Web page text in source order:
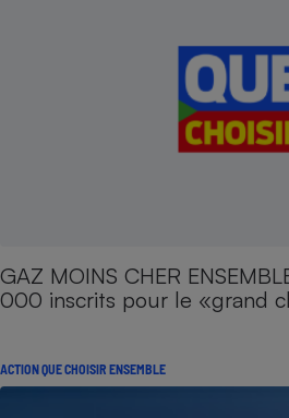
GAZ MOINS CHER
000 inscrits pour le «grand
ACTION QUE CHOISIR ENSEMBLE